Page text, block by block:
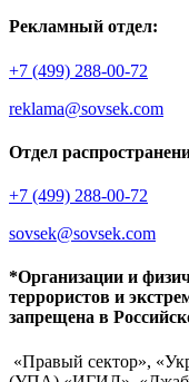
Рекламный отдел:
+7 (499) 288-00-72
reklama@sovsek.com
Отдел
+7 (499) 288-00-72
sovsek@sovsek.com
*Организации и
террористов и
запрещена в
«Правый сектор»,